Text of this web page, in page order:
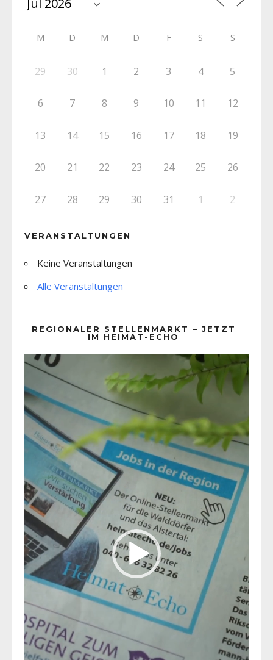
M D M D F S S
29 30 1 2 3 4 5
6 7 8 9 10 11 12
13 14 15 16 17 18 19
20 21 22 23 24 25 26
27 28 29 30 31 1 2
VERANSTALTUNGEN
Keine Veranstaltungen
Alle Veranstaltungen
REGIONALER STELLENMARKT – JETZT
IM HEIMAT-ECHO
Player